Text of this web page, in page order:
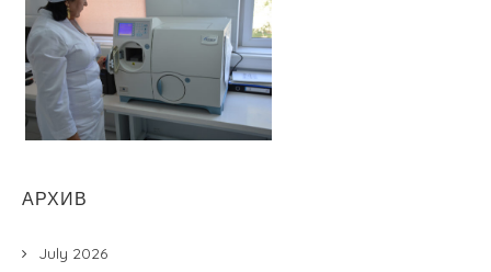
АРХИВ
July 2026